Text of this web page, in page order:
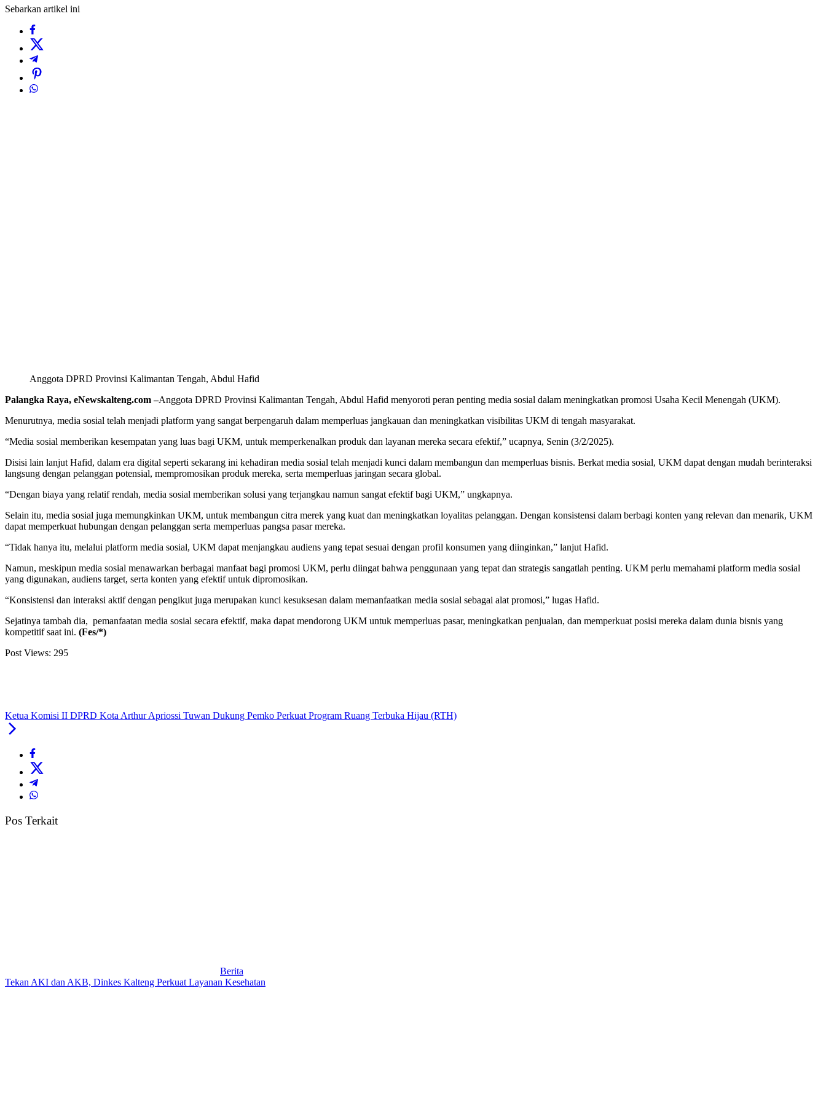
Sebarkan artikel ini
Anggota DPRD Provinsi Kalimantan Tengah, Abdul Hafid
Palangka Raya, eNewskalteng.com –Anggota DPRD Provinsi Kalimantan Tengah, Abdul Hafid menyoroti peran penting media sosial dalam meningkatkan promosi Usaha Kecil Menengah (UKM).
Menurutnya, media sosial telah menjadi platform yang sangat berpengaruh dalam memperluas jangkauan dan meningkatkan visibilitas UKM di tengah masyarakat.
“Media sosial memberikan kesempatan yang luas bagi UKM, untuk memperkenalkan produk dan layanan mereka secara efektif,” ucapnya, Senin (3/2/2025).
Disisi lain lanjut Hafid, dalam era digital seperti sekarang ini kehadiran media sosial telah menjadi kunci dalam membangun dan memperluas bisnis. Berkat media sosial, UKM dapat dengan mudah berinteraksi
langsung dengan pelanggan potensial, mempromosikan produk mereka, serta memperluas jaringan secara global.
“Dengan biaya yang relatif rendah, media sosial memberikan solusi yang terjangkau namun sangat efektif bagi UKM,” ungkapnya.
Selain itu, media sosial juga memungkinkan UKM, untuk membangun citra merek yang kuat dan meningkatkan loyalitas pelanggan. Dengan konsistensi dalam berbagi konten yang relevan dan menarik, UKM
dapat memperkuat hubungan dengan pelanggan serta memperluas pangsa pasar mereka.
“Tidak hanya itu, melalui platform media sosial, UKM dapat menjangkau audiens yang tepat sesuai dengan profil konsumen yang diinginkan,” lanjut Hafid.
Namun, meskipun media sosial menawarkan berbagai manfaat bagi promosi UKM, perlu diingat bahwa penggunaan yang tepat dan strategis sangatlah penting. UKM perlu memahami platform media sosial
yang digunakan, audiens target, serta konten yang efektif untuk dipromosikan.
“Konsistensi dan interaksi aktif dengan pengikut juga merupakan kunci kesuksesan dalam memanfaatkan media sosial sebagai alat promosi,” lugas Hafid.
Sejatinya tambah dia, pemanfaatan media sosial secara efektif, maka dapat mendorong UKM untuk memperluas pasar, meningkatkan penjualan, dan memperkuat posisi mereka dalam dunia bisnis yang
kompetitif saat ini. (Fes/*)
Post Views: 295
Ketua Komisi II DPRD Kota Arthur Apriossi Tuwan Dukung Pemko Perkuat Program Ruang Terbuka Hijau (RTH)
Pos Terkait
Berita
Tekan AKI dan AKB, Dinkes Kalteng Perkuat Layanan Kesehatan